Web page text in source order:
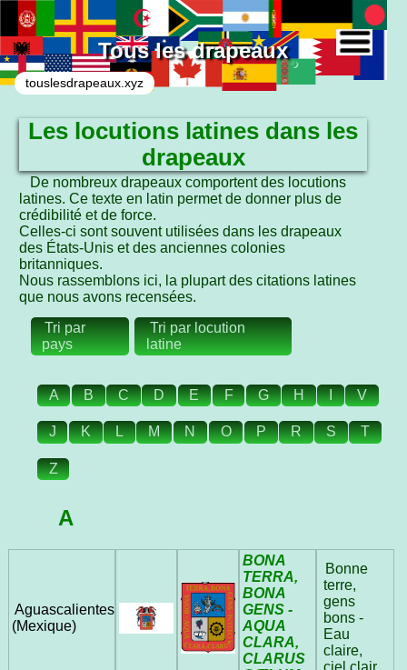
Tous les drapeaux
touslesdrapeaux.xyz
Les locutions latines dans les
drapeaux
De nombreux drapeaux comportent des locutions
latines. Ce texte en latin permet de donner plus de
crédibilité et de force.
Celles-ci sont souvent utilisées dans les drapeaux
des États-Unis et des anciennes colonies
britanniques.
Nous rassemblons ici, la plupart des citations latines
que nous avons recensées.
Tri par
pays
Tri par locution
latine
A B C D E F G H I V
J K L M N O P R S T
Z
A
Aguascalientes
(Mexique)
BONA
TERRA,
BONA
GENS -
AQUA
CLARA,
CLARUS
Bonne
terre,
gens
bons -
Eau
claire,